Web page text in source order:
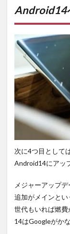
Android14
次に4つ目として
Android14にアッ
メジャーアップ
追加がメインと
世代もいれば燃
14はGoogleがか